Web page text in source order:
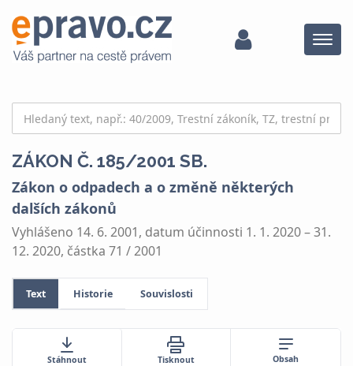
Menu
ZÁKON Č. 185/2001 SB.
Zákon o odpadech a o změně některých
dalších zákonů
Vyhlášeno 14. 6. 2001, datum účinnosti 1. 1. 2020 – 31.
12. 2020, částka 71 / 2001
Text Historie Souvislosti
Stáhnout Tisknout Obsah